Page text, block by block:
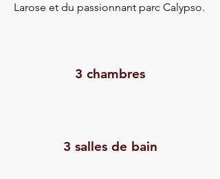
Larose et du passionnant parc Calypso.
3 chambres
3 salles de bain